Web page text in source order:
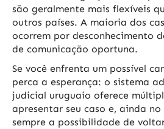
são geralmente mais flexíveis
outros países. A maioria dos
ocorrem por desconhecimento
de comunicação oportuna.
Se você enfrenta um possível
perca a esperança: o sistema
judicial uruguaio oferece
apresentar seu caso e, ainda
sempre a possibilidade de